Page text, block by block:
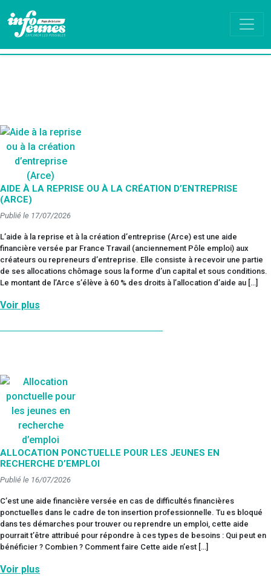
AIDE À LA REPRISE OU À LA CRÉATION D’ENTREPRISE
(ARCE)
Publié le 17/07/2026
L’aide à la reprise et à la création d’entreprise (Arce) est une aide
financière versée par France Travail (anciennement Pôle emploi) aux
créateurs ou repreneurs d’entreprise. Elle consiste à recevoir une partie
de ses allocations chômage sous la forme d’un capital et sous conditions.
Le montant de l’Arce s’élève à 60 % des droits à l’allocation d’aide au […]
Voir plus
ALLOCATION PONCTUELLE POUR LES JEUNES EN
RECHERCHE D’EMPLOI
Publié le 16/07/2026
C’est une aide financière versée en cas de difficultés financières
ponctuelles dans le cadre de ton insertion professionnelle. Tu es bloqué
dans tes démarches pour trouver ou reprendre un emploi, cette aide
pourrait t’être attribué pour répondre à ces types de besoins : Qui peut en
bénéficier ? Combien ? Comment faire Cette aide n’est […]
Voir plus